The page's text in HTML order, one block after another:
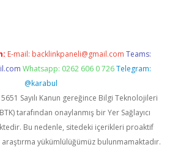
E-mail: backlinkpaneli@gmail.com Teams:
Whatsapp: 0262 606 0 726 Telegram:
@karabul
Sayılı Kanun gereğince Bilgi Teknolojileri
tarafından onaylanmış bir Yer Sağlayıcı
Bu nedenle, sitedeki içerikleri proaktif
yükümlülüğümüz bulunmamaktadır.